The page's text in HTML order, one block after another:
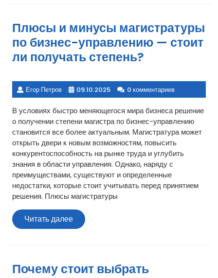
Плюсы и минусы магистратуры
по бизнес-управлению — стоит
ли получать степень?
Егор Петров 09.10.2025 0 комментариев
В условиях быстро меняющегося мира бизнеса решение
о получении степени магистра по бизнес-управлению
становится все более актуальным. Магистратура может
открыть двери к новым возможностям, повысить
конкурентоспособность на рынке труда и углубить
знания в области управления. Однако, наряду с
преимуществами, существуют и определенные
недостатки, которые стоит учитывать перед принятием
решения. Плюсы магистратуры
Читать далееЧитать
далее
Почему стоит выбрать